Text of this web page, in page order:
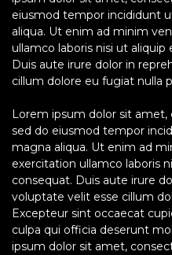
eiusmod tempor incididunt
aliqua. Ut enim ad minim
ullamco laboris nisi ut
Duis aute irure dolor in
cillum dolore eu fugiat nulla
Lorem ipsum dolor sit
sed do eiusmod tempor
magna aliqua. Ut enim ad
exercitation ullamco laboris
consequat. Duis aute irure
voluptate velit esse cillum
Excepteur sint occaecat
culpa qui officia deserunt
ipsum dolor sit amet,